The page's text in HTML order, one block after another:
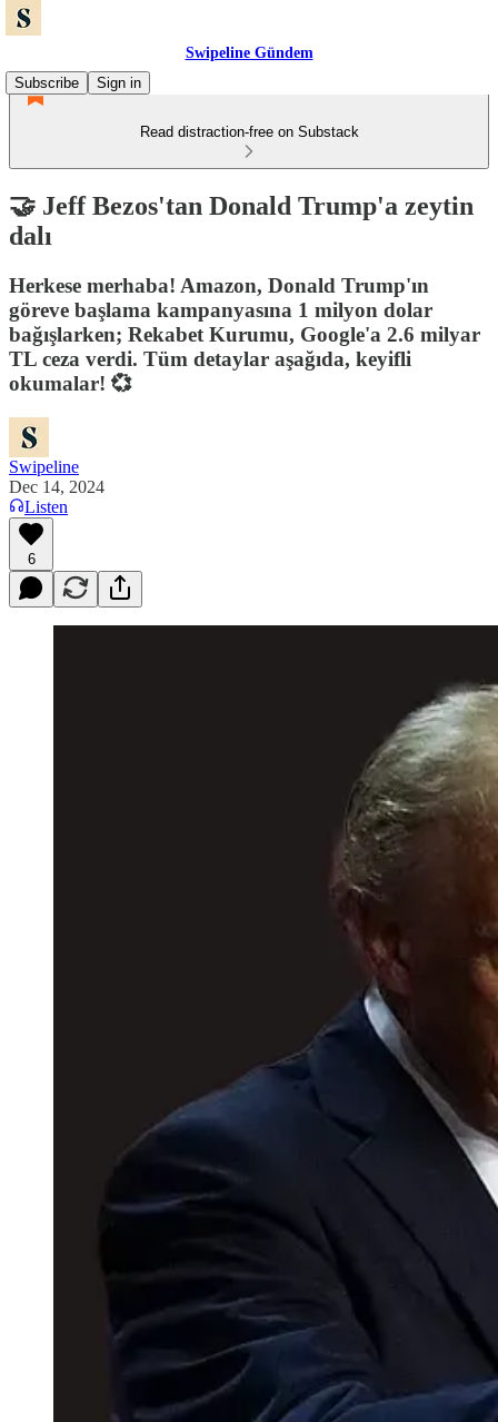
Swipeline Gündem
Subscribe
Sign in
Read distraction-free on Substack
🤝 Jeff Bezos'tan Donald Trump'a zeytin
dalı
Herkese merhaba! Amazon, Donald Trump'ın
göreve başlama kampanyasına 1 milyon dolar
bağışlarken; Rekabet Kurumu, Google'a 2.6 milyar
TL ceza verdi. Tüm detaylar aşağıda, keyifli
okumalar! 💞
Swipeline
Dec 14, 2024
Listen
6